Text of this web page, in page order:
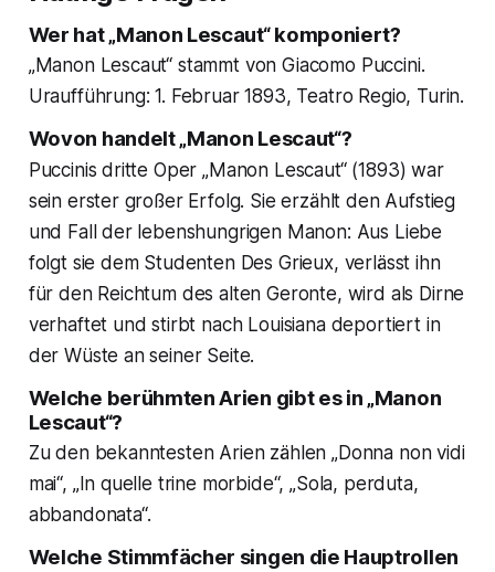
Wer hat „Manon Lescaut“ komponiert?
„Manon Lescaut“ stammt von Giacomo Puccini.
Uraufführung: 1. Februar 1893, Teatro Regio, Turin.
Wovon handelt „Manon Lescaut“?
Puccinis dritte Oper „Manon Lescaut“ (1893) war
sein erster großer Erfolg. Sie erzählt den Aufstieg
und Fall der lebenshungrigen Manon: Aus Liebe
folgt sie dem Studenten Des Grieux, verlässt ihn
für den Reichtum des alten Geronte, wird als Dirne
verhaftet und stirbt nach Louisiana deportiert in
der Wüste an seiner Seite.
Welche berühmten Arien gibt es in „Manon
Lescaut“?
Zu den bekanntesten Arien zählen „Donna non vidi
mai“, „In quelle trine morbide“, „Sola, perduta,
abbandonata“.
Welche Stimmfächer singen die Hauptrollen